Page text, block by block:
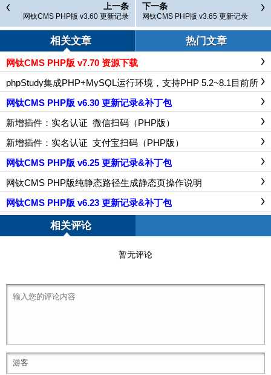
上一条
网钛CMS PHP版 v3.60 更新记录
下一条
网钛CMS PHP版 v3.65 更新记录
相关文章 热门文章
网钛CMS PHP版 v7.70 资源下载
phpStudy集成PHP+MySQL运行环境，支持PHP 5.2~8.1目前所
有PHP版本，适合本地测试PHP程序
网钛CMS PHP版 v6.30 更新记录&补丁包
新增插件：实名认证_微信扫码（PHP版）
新增插件：实名认证_支付宝扫码（PHP版）
网钛CMS PHP版 v6.25 更新记录&补丁包
网钛CMS PHP版纯静态路径生成静态页操作说明
网钛CMS PHP版 v6.23 更新记录&补丁包
相关评论
暂无评论